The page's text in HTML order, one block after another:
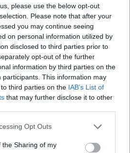
please use the below opt-out
Please note that after your
you may continue seeing
on personal information utilized by
disclosed to third parties prior to
opt-out of the further
information by third parties on the
participants. This information may
third parties on the IAB’s List of
that may further disclose it to other
app uses one or more Google
usage behaviour. You may click to
Opt Outs
the Sharing of my
ενόψει προεπιλογών